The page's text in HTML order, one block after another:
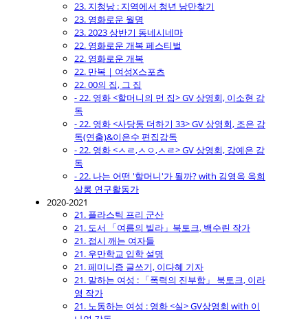
23. 지청낭 : 지역에서 청년 낭만찾기
23. 영화로운 월명
23. 2023 상반기 동네시네마
22. 영화로운 개복 페스티벌
22. 영화로운 개복
22. 만복｜여성X스포츠
22. 00의 집, 그 집
- 22. 영화 <할머니의 먼 집> GV 상영회, 이소현 감
독
- 22. 영화 <사당동 더하기 33> GV 상영회, 조은 감
독(연출)&이은수 편집감독
- 22. 영화 <ㅅㄹ,ㅅㅇ,ㅅㄹ> GV 상영회, 강예은 감
독
- 22. 나는 어떤 '할머니'가 될까? with 김영옥 옥희
살롱 연구활동가
2020-2021
21. 플라스틱 프리 군산
21. 도서 「여름의 빌라」북토크, 백수린 작가
21. 접시 깨는 여자들
21. 우만학교 입학 설명
21. 페미니즘 글쓰기, 이다혜 기자
21. 말하는 여성 : 「폭력의 진부함」 북토크, 이라
영 작가
21. 노동하는 여성 : 영화 <실> GV상영회 with 이